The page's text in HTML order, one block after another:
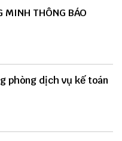
MINH THÔNG BÁO
phòng dịch vụ kế toán